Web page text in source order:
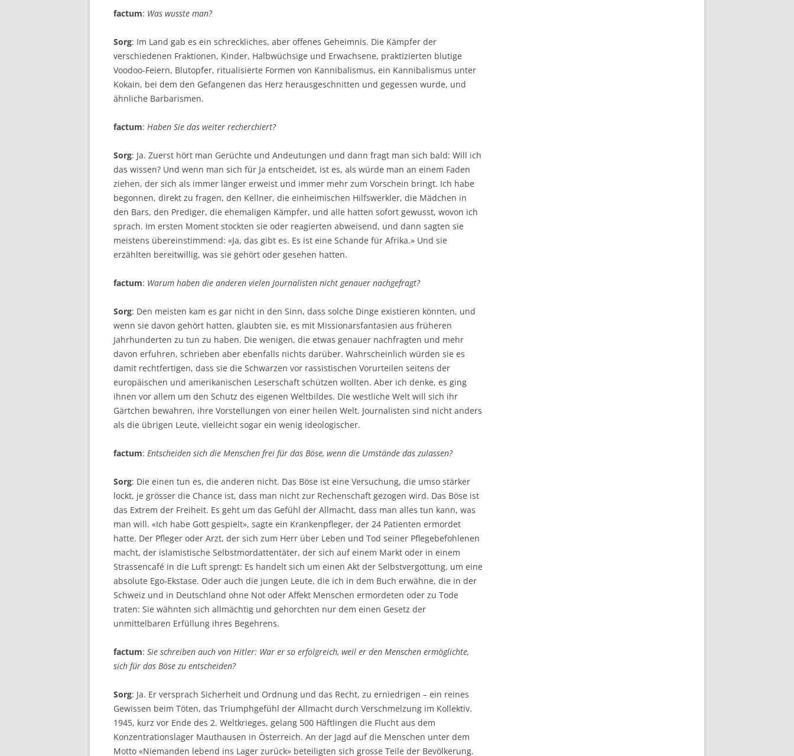
factum: Was wusste man?
Sorg: Im Land gab es ein schreckliches, aber offenes Geheimnis. Die Kämpfer der
verschiedenen Fraktionen, Kinder, Halbwüchsige und Erwachsene, praktizierten blutige
Voodoo-Feiern, Blutopfer, ritualisierte Formen von Kannibalismus, ein Kannibalismus unter
Kokain, bei dem den Gefangenen das Herz herausgeschnitten und gegessen wurde, und
ähnliche Barbarismen.
factum: Haben Sie das weiter recherchiert?
Sorg: Ja. Zuerst hört man Gerüchte und Andeutungen und dann fragt man sich bald: Will ich
das wissen? Und wenn man sich für Ja entscheidet, ist es, als würde man an einem Faden
ziehen, der sich als immer länger erweist und immer mehr zum Vorschein bringt. Ich habe
begonnen, direkt zu fragen, den Kellner, die einheimischen Hilfswerkler, die Mädchen in
den Bars, den Prediger, die ehemaligen Kämpfer, und alle hatten sofort gewusst, wovon ich
sprach. Im ersten Moment stockten sie oder reagierten abweisend, und dann sagten sie
meistens übereinstimmend: «Ja, das gibt es. Es ist eine Schande für Afrika.» Und sie
erzählten bereitwillig, was sie gehört oder gesehen hatten.
factum: Warum haben die anderen vielen Journalisten nicht genauer nachgefragt?
Sorg: Den meisten kam es gar nicht in den Sinn, dass solche Dinge existieren könnten, und
wenn sie davon gehört hatten, glaubten sie, es mit Missionarsfantasien aus früheren
Jahrhunderten zu tun zu haben. Die wenigen, die etwas genauer nachfragten und mehr
davon erfuhren, schrieben aber ebenfalls nichts darüber. Wahrscheinlich würden sie es
damit rechtfertigen, dass sie die Schwarzen vor rassistischen Vorurteilen seitens der
europäischen und amerikanischen Leserschaft schützen wollten. Aber ich denke, es ging
ihnen vor allem um den Schutz des eigenen Weltbildes. Die westliche Welt will sich ihr
Gärtchen bewahren, ihre Vorstellungen von einer heilen Welt. Journalisten sind nicht anders
als die übrigen Leute, vielleicht sogar ein wenig ideologischer.
factum: Entscheiden sich die Menschen frei für das Böse, wenn die Umstände das zulassen?
Sorg: Die einen tun es, die anderen nicht. Das Böse ist eine Versuchung, die umso stärker
lockt, je grösser die Chance ist, dass man nicht zur Rechenschaft gezogen wird. Das Böse ist
das Extrem der Freiheit. Es geht um das Gefühl der Allmacht, dass man alles tun kann, was
man will. «Ich habe Gott gespielt», sagte ein Krankenpfleger, der 24 Patienten ermordet
hatte. Der Pfleger oder Arzt, der sich zum Herr über Leben und Tod seiner Pflegebefohlenen
macht, der islamistische Selbstmordattentäter, der sich auf einem Markt oder in einem
Strassencafé in die Luft sprengt: Es handelt sich um einen Akt der Selbstvergottung, um eine
absolute Ego-Ekstase. Oder auch die jungen Leute, die ich in dem Buch erwähne, die in der
Schweiz und in Deutschland ohne Not oder Affekt Menschen ermordeten oder zu Tode
traten: Sie wähnten sich allmächtig und gehorchten nur dem einen Gesetz der
unmittelbaren Erfüllung ihres Begehrens.
factum: Sie schreiben auch von Hitler: War er so erfolgreich, weil er den Menschen ermöglichte,
sich für das Böse zu entscheiden?
Sorg: Ja. Er versprach Sicherheit und Ordnung und das Recht, zu erniedrigen – ein reines
Gewissen beim Töten, das Triumphgefühl der Allmacht durch Verschmelzung im Kollektiv.
1945, kurz vor Ende des 2. Weltkrieges, gelang 500 Häftlingen die Flucht aus dem
Konzentrationslager Mauthausen in Österreich. An der Jagd auf die Menschen unter dem
Motto «Niemanden lebend ins Lager zurück» beteiligten sich grosse Teile der Bevölkerung.